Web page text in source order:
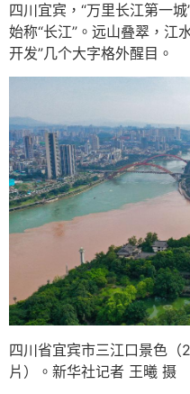
四川宜宾，“万里长江第一
始称“长江”。远山叠翠，江
开发”几个大字格外醒目。
四川省宜宾市三江口景色
片）。新华社记者 王曦 摄